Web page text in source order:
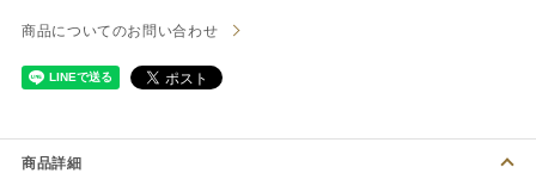
商品についてのお問い合わせ
商品詳細